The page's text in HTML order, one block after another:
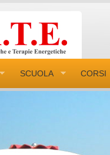
SCUOLA CORSI